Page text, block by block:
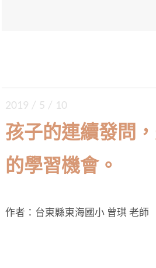
2019 / 5 / 10
孩子的連續發問
的學習機會。
作者：台東縣東海國小 曾琪 老師